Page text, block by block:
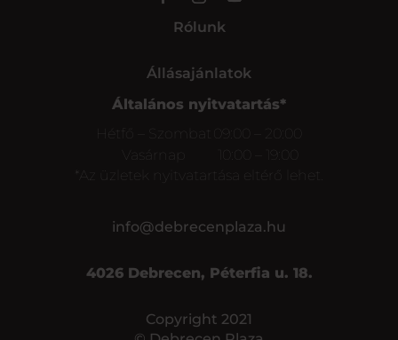
Rólunk
Állásajánlatok
Általános nyitvatartás*
Hétfő – Szombat
09:00 – 20:00
Vasárnap
*Az üzletek nyitvatartása eltérő lehet.
info@debrecenplaza.hu
4026 Debrecen, Péterfia u. 18.
Copyright 2021